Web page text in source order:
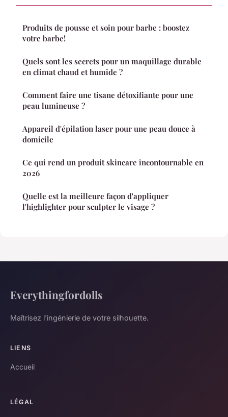
Produits de pousse et soin pour barbe : boostez
votre barbe!
Quels sont les secrets pour un maquillage durable
en climat chaud et humide ?
Comment faire une tisane détoxifiante pour une
peau lumineuse ?
Appareil d'épilation laser pour une peau douce à
domicile
Ce qui rend un produit skincare incontournable en
2026
Quelle est la meilleure façon d'appliquer
l'highlighter pour sculpter le visage ?
Everythingfordolls
Maîtrisez l'ingénierie de votre silhouette.
LIENS
Accueil
LÉGAL